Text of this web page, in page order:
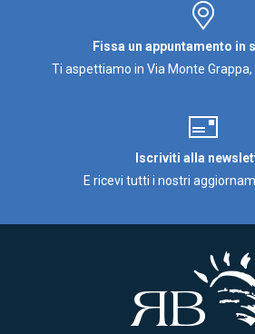
Fissa un appuntamento in
Ti aspettiamo in Via Monte
Iscriviti alla
E ricevi tutti i nostri